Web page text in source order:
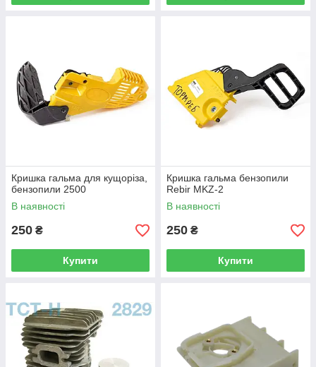
Кришка гальма для кущоріза,
бензопили 2500
В наявності
250 ₴
Купити
Кришка гальма бензопили
Rebir MKZ-2
В наявності
250 ₴
Купити